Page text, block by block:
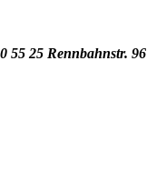
55 25 Rennbahnstr. 96